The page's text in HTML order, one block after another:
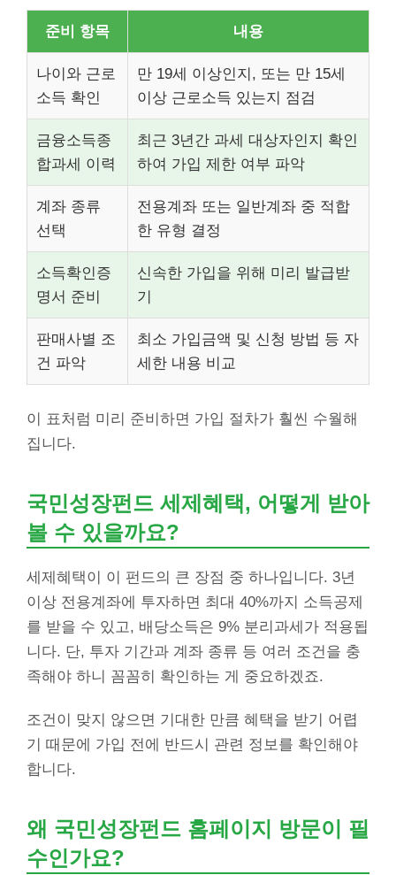
준비 항목 내용
나이와 근로
소득 확인
만 19세 이상인지, 또는 만 15세
이상 근로소득 있는지 점검
금융소득종
합과세 이력
최근 3년간 과세 대상자인지 확인
하여 가입 제한 여부 파악
계좌 종류
선택
전용계좌 또는 일반계좌 중 적합
한 유형 결정
소득확인증
명서 준비
신속한 가입을 위해 미리 발급받
기
판매사별 조
건 파악
최소 가입금액 및 신청 방법 등 자
세한 내용 비교
이 표처럼 미리 준비하면 가입 절차가 훨씬 수월해
집니다.
국민성장펀드 세제혜택, 어떻게 받아
볼 수 있을까요?
세제혜택이 이 펀드의 큰 장점 중 하나입니다. 3년
이상 전용계좌에 투자하면 최대 40%까지 소득공제
를 받을 수 있고, 배당소득은 9% 분리과세가 적용됩
니다. 단, 투자 기간과 계좌 종류 등 여러 조건을 충
족해야 하니 꼼꼼히 확인하는 게 중요하겠죠.
조건이 맞지 않으면 기대한 만큼 혜택을 받기 어렵
기 때문에 가입 전에 반드시 관련 정보를 확인해야
합니다.
왜 국민성장펀드 홈페이지 방문이 필
수인가요?